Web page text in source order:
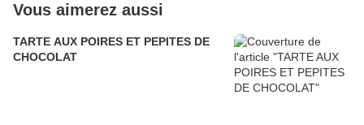
Vous aimerez aussi
TARTE AUX POIRES ET PEPITES DE
CHOCOLAT